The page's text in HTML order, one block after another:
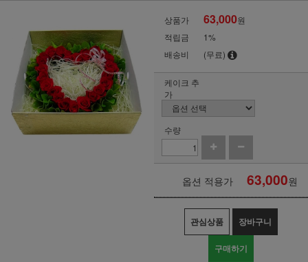
상품가 63,000원
적립금
1%
배송비
(무료)
케이크 추
가
수량
옵션 적용가 63,000원
관심상품 장바구니
구매하기